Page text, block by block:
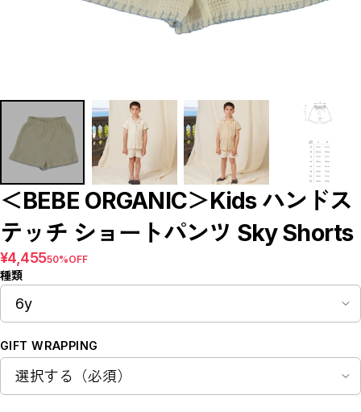
Rompers/Overalls
Dress
Accessories/Hair Accessories
◇GOODS
◇ACCESSORIES
◇BABY&KIDS VINTAGE
◆BOY
◆GIRL
◆GIFT
□BRAND LIST
H~N
O~Z,etc
＜BEBE ORGANIC＞Kids ハンドス
テッチ ショートパンツ Sky Shorts
¥4,45550%OFF
種類
GIFT WRAPPING